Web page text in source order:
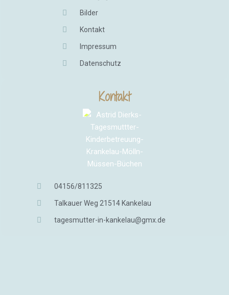
Bilder
Kontakt
Impressum
Datenschutz
Kontakt
04156/811325
Talkauer Weg 21514 Kankelau
tagesmutter-in-kankelau@gmx.de